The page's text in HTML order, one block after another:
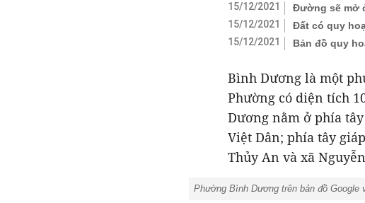
15/12/2021
Đường sẽ mở
15/12/2021
Đất có quy
15/12/2021
Bản đồ quy
Bình Dương là một
Phường có diện tích
Dương nằm ở phía
Việt Dân; phía tây
Thủy An và xã
Phường Bình Dương trên bản đồ Google